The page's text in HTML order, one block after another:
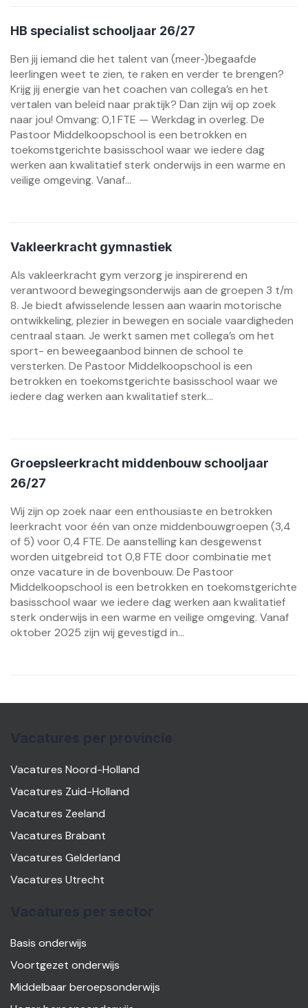
HB specialist schooljaar 26/27
Ben jij iemand die het talent van (meer‑)begaafde
leerlingen weet te zien, te raken en verder te brengen?
Krijg jij energie van het coachen van collega’s en het
vertalen van beleid naar praktijk? Dan zijn wij op zoek
naar jou! Omvang: 0,1 FTE — Werkdag in overleg. De
Pastoor Middelkoopschool is een betrokken en
toekomstgerichte basisschool waar we iedere dag
werken aan kwalitatief sterk onderwijs in een warme en
veilige omgeving. Vanaf...
Vakleerkracht gymnastiek
Als vakleerkracht gym verzorg je inspirerend en
verantwoord bewegingsonderwijs aan de groepen 3 t/m
8. Je biedt afwisselende lessen aan waarin motorische
ontwikkeling, plezier in bewegen en sociale vaardigheden
centraal staan. Je werkt samen met collega’s om het
sport- en beweegaanbod binnen de school te
versterken. De Pastoor Middelkoopschool is een
betrokken en toekomstgerichte basisschool waar we
iedere dag werken aan kwalitatief sterk...
Groepsleerkracht middenbouw schooljaar
26/27
Wij zijn op zoek naar een enthousiaste en betrokken
leerkracht voor één van onze middenbouwgroepen (3,4
of 5) voor 0,4 FTE. De aanstelling kan desgewenst
worden uitgebreid tot 0,8 FTE door combinatie met
onze vacature in de bovenbouw. De Pastoor
Middelkoopschool is een betrokken en toekomstgerichte
basisschool waar we iedere dag werken aan kwalitatief
sterk onderwijs in een warme en veilige omgeving. Vanaf
oktober 2025 zijn wij gevestigd in...
Vacatures Noord-Holland
Vacatures Zuid-Holland
Vacatures Zeeland
Vacatures Brabant
Vacatures Gelderland
Vacatures Utrecht
Basis onderwijs
Voortgezet onderwijs
Middelbaar beroepsonderwijs